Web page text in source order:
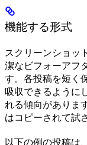
機能する形式
スクリーンショッ
潔なビフォーアフ
す。各投稿を短く
吸収できるように
れる傾向がありま
はコピーされて試
以下の例の投稿は